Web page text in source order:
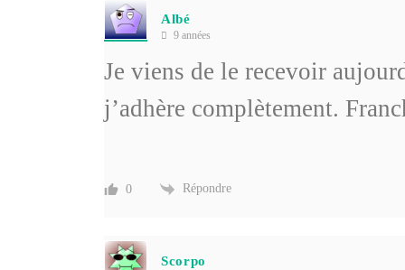
Albé
9 années
Je viens de le recevoir
j’adhère complètement.
0 Répondre
Scorpo